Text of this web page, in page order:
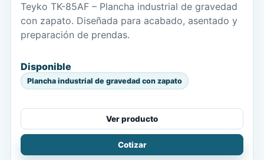
Teyko TK-85AF – Plancha industrial de gravedad
con zapato. Diseñada para acabado, asentado y
preparación de prendas.
Disponible
Plancha industrial de gravedad con zapato
Ver producto
Cotizar